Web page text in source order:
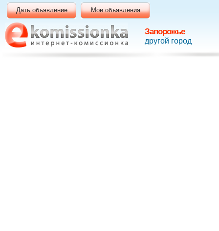
Запорожье
другой город
Дать объявление Мои объявления